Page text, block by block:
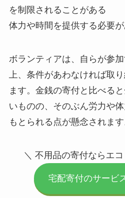
を制限されることがある
体力や時間を提供する必要
ボランティアは、自らが参
上、条件があわなければ取
ます。金銭の寄付と比べる
いものの、そのぶん労力や
もとられる点が懸念されます
＼ 不用品の寄付ならエ
宅配寄付のサービ